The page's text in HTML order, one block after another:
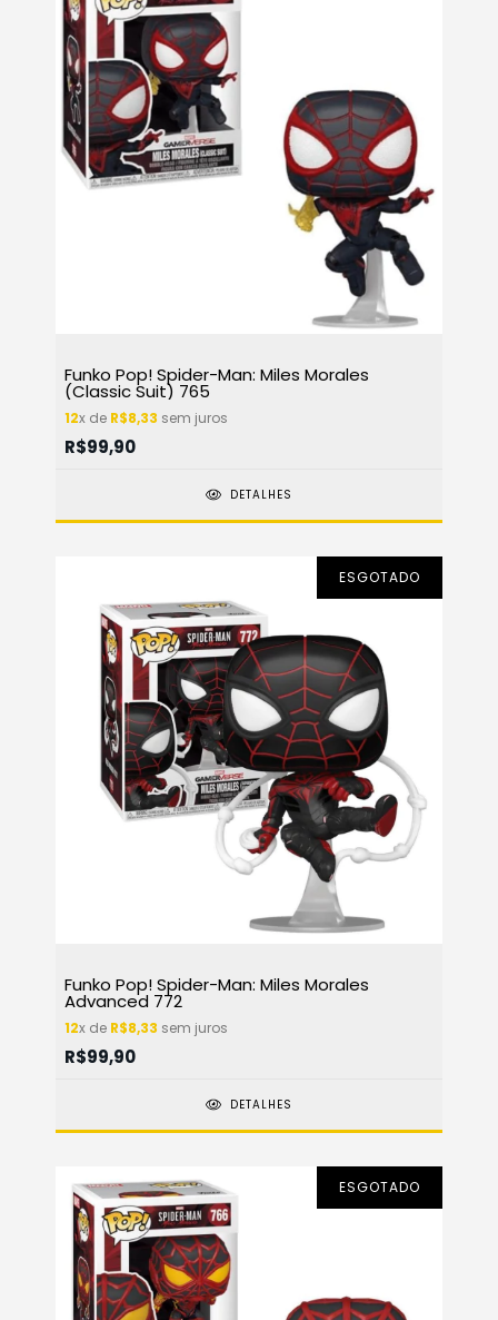
Funko Pop! Spider-Man: Miles Morales
(Classic Suit) 765
12x de R$8,33 sem juros
R$99,90
DETALHES
ESGOTADO
Funko Pop! Spider-Man: Miles Morales
Advanced 772
12x de R$8,33 sem juros
R$99,90
DETALHES
ESGOTADO